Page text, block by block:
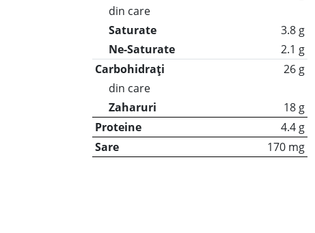
din care
Saturate
3.8 g
Ne-Saturate
2.1 g
Carbohidrați
26 g
din care
Zaharuri
18 g
Proteine
4.4 g
Sare
170 mg